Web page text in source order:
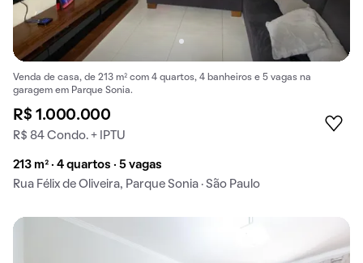
Venda de casa, de 213 m² com 4 quartos, 4 banheiros e 5 vagas na
garagem em Parque Sonia.
R$ 1.000.000
R$ 84 Condo. + IPTU
213 m² · 4 quartos · 5 vagas
Rua Félix de Oliveira, Parque Sonia · São Paulo